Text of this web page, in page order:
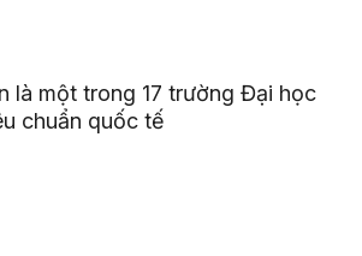
là một trong 17 trường Đại học
chuẩn quốc tế